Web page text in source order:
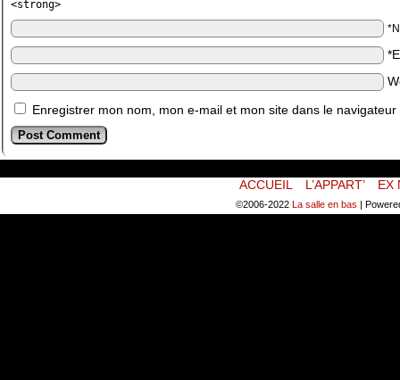
<strong>
Enregistrer mon nom, mon e-mail et mon site dans le
ACCUEIL L’APPART’ EX
©2006-2022 La salle en bas |